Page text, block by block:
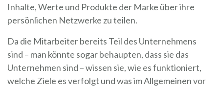
Inhalte, Werte und Produkte der Marke über ihre
persönlichen Netzwerke zu teilen.
Da die Mitarbeiter bereits Teil des Unternehmens
sind – man könnte sogar behaupten, dass sie das
Unternehmen sind – wissen sie, wie es funktioniert,
welche Ziele es verfolgt und was im Allgemeinen vor